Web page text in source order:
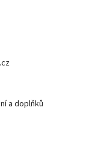
a doplňků